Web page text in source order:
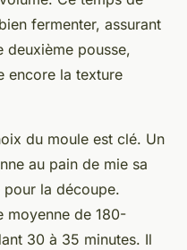
fermenter, assurant
deuxième pousse,
encore la texture
du moule est clé. Un
au pain de mie sa
la découpe.
moyenne de 180-
30 à 35 minutes. Il